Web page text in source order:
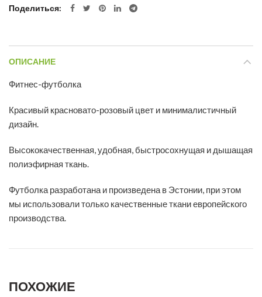
Поделиться
ОПИСАНИЕ
Фитнес-футболка
Красивый красновато-розовый цвет и минималистичный
дизайн.
Высококачественная, удобная, быстросохнущая и дышащая
полиэфирная ткань.
Футболка разработана и произведена в Эстонии, при этом
мы использовали только качественные ткани европейского
производства.
ПОХОЖИЕ